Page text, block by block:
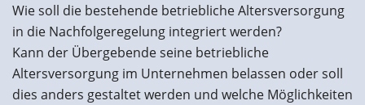
Wie soll die bestehende betriebliche Altersversorgung
in die Nachfolgeregelung integriert werden?
Kann der Übergebende seine betriebliche
Altersversorgung im Unternehmen belassen oder soll
dies anders gestaltet werden und welche Möglichkeiten